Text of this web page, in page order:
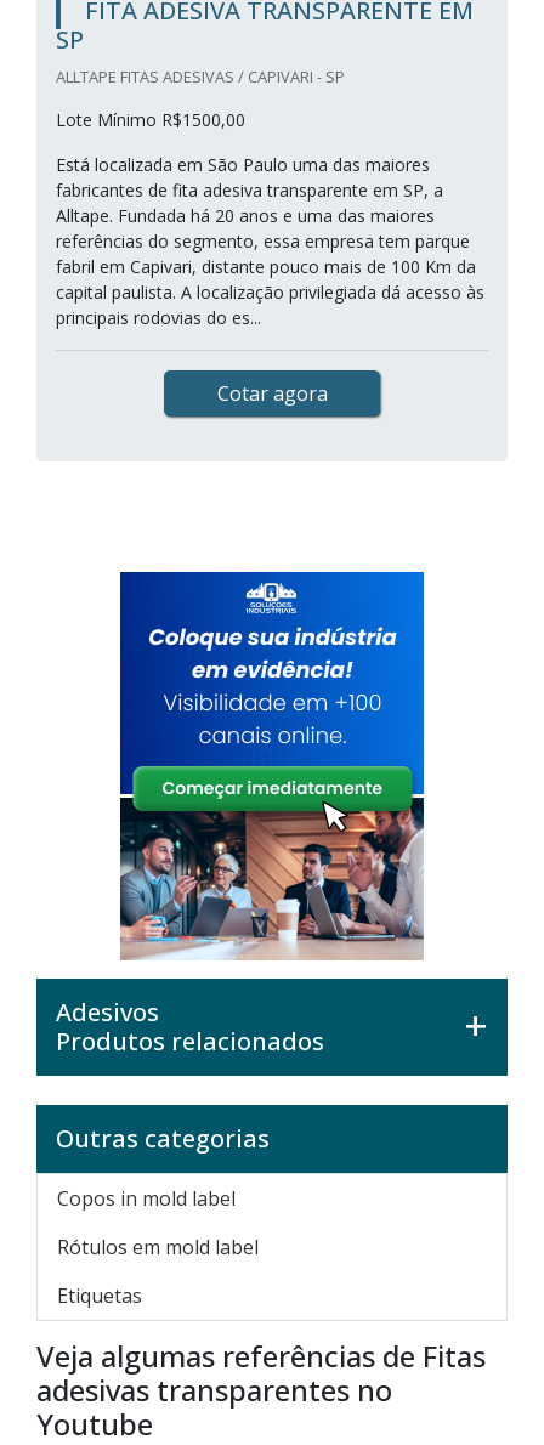
FITA ADESIVA TRANSPARENTE EM
SP
ALLTAPE FITAS ADESIVAS / CAPIVARI - SP
Lote Mínimo R$1500,00
Está localizada em São Paulo uma das maiores
fabricantes de fita adesiva transparente em SP, a
Alltape. Fundada há 20 anos e uma das maiores
referências do segmento, essa empresa tem parque
fabril em Capivari, distante pouco mais de 100 Km da
capital paulista. A localização privilegiada dá acesso às
principais rodovias do es...
Cotar agora
Adesivos
Produtos relacionados
Outras categorias
Copos in mold label
Rótulos em mold label
Etiquetas
Veja algumas referências de Fitas
adesivas transparentes no
Youtube